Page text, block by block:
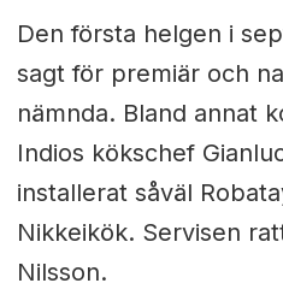
Den första helgen i
sagt för premiär och
nämnda. Bland annat
Indios kökschef
installerat såväl
Nikkeikök. Servisen
Nilsson.